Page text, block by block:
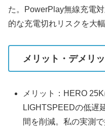
た。PowerPlay無線充電
的な充電切れリスクを大
メリット・デメリ
メリット：HERO
LIGHTSPEEDの低遅
間を削減。私の実測